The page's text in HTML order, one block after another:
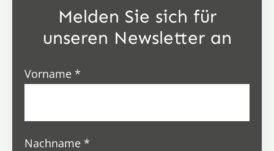
Melden Sie sich für
unseren Newsletter an
Vorname*
Nachname*